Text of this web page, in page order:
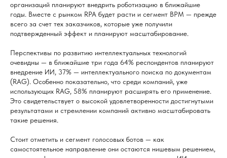
организаций планируют внедрить роботизацию в ближайшие
годы. Вместе с рынком RPA будет расти и сегмент BPM — прежде
всего за счет тех заказчиков, которые уже получили
подтвержденный эффект и планируют масштабирование.
Перспективы по развитию интеллектуальных технологий
очевидны — в ближайшие три года 64% респондентов планируют
внедрение ИИ, 37% — интеллектуального поиска по документам
(RAG). Особенно показательно, что среди компаний, уже
использующих RAG, 58% планируют расширять его применение.
Это свидетельствует о высокой удовлетворенности достигнутыми
результатами и стремлении компаний активно масштабировать
такие решения.
Стоит отметить и сегмент голосовых ботов — как
самостоятельное направление они остаются нишевым решением,